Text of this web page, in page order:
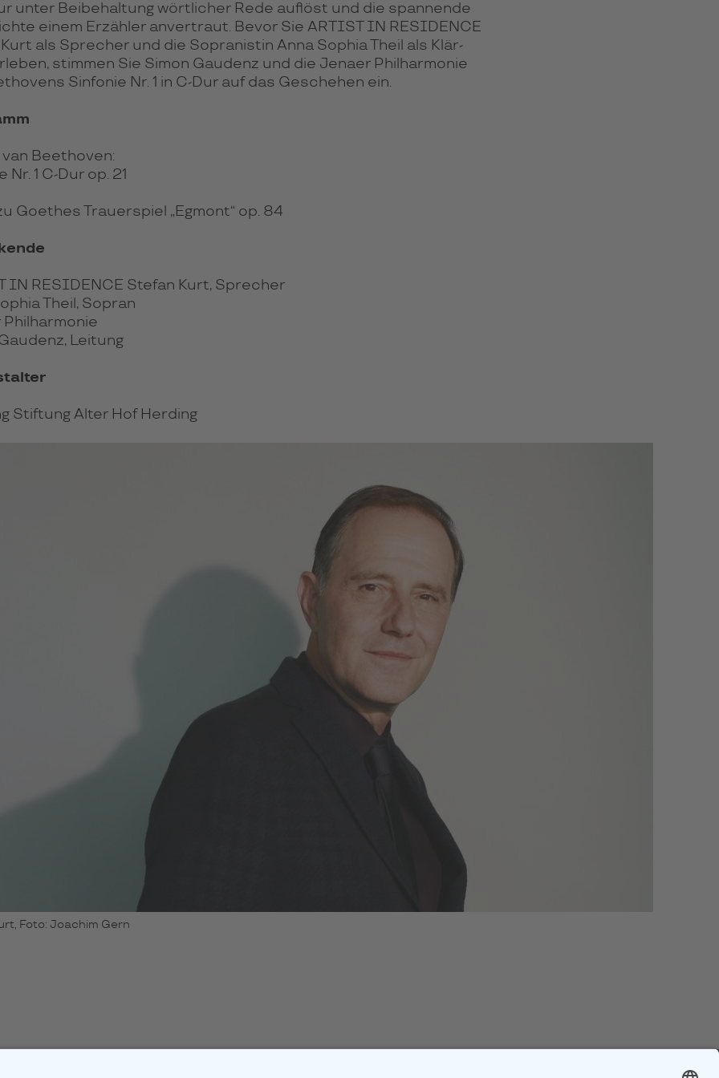
unter Bei­be­hal­tung wört­li­cher Rede auf­löst und die span­nende
einem Erzäh­ler an­ver­traut. Bevor Sie ARTIST IN RESI­DENCE
als Spre­cher und die Sopra­nis­tin Anna Sophia Theil als Klär­
stim­men Sie Simon Gau­denz und die Jenaer Phil­har­mo­nie
Sin­fo­nie Nr. 1 in C-Dur auf das Ge­sche­hen ein.
van Beethoven:
Nr. 1 C-Dur op. 21
Goethes Trauerspiel „Egmont“ op. 84
IN RESIDENCE Stefan Kurt, Sprecher
Theil, Sopran
Philharmonie
Leitung
Stiftung Alter Hof Herding
Foto: Joachim Gern